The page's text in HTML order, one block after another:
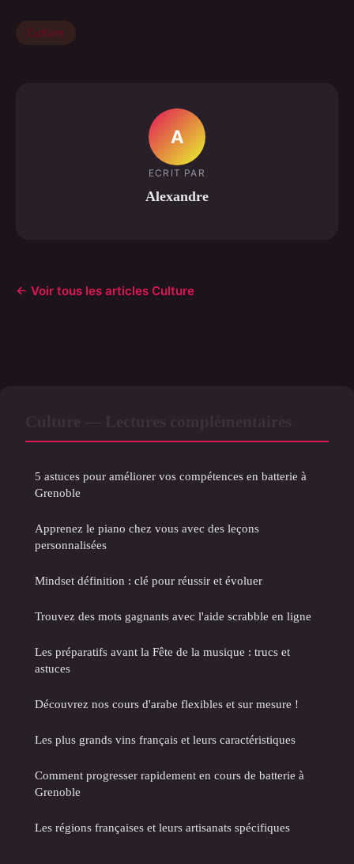
Culture
A
ECRIT PAR
Alexandre
← Voir tous les articles Culture
5 astuces pour améliorer vos compétences en batterie à
Grenoble
Apprenez le piano chez vous avec des leçons
personnalisées
Mindset définition : clé pour réussir et évoluer
Trouvez des mots gagnants avec l'aide scrabble en ligne
Les préparatifs avant la Fête de la musique : trucs et
astuces
Découvrez nos cours d'arabe flexibles et sur mesure !
Les plus grands vins français et leurs caractéristiques
Comment progresser rapidement en cours de batterie à
Grenoble
Les régions françaises et leurs artisanats spécifiques